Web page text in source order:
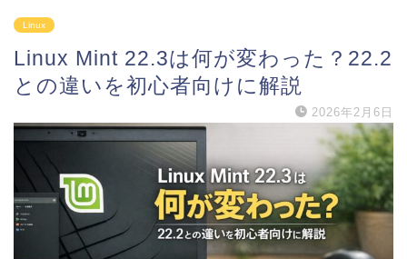
Linux
Linux Mint 22.3は何が変わった？22.2
との違いを初心者向けに解説
2026年2月6日